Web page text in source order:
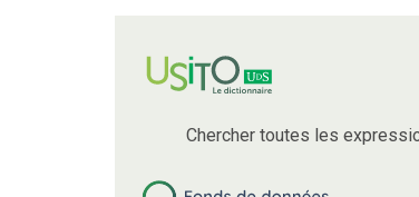
Chercher toutes les